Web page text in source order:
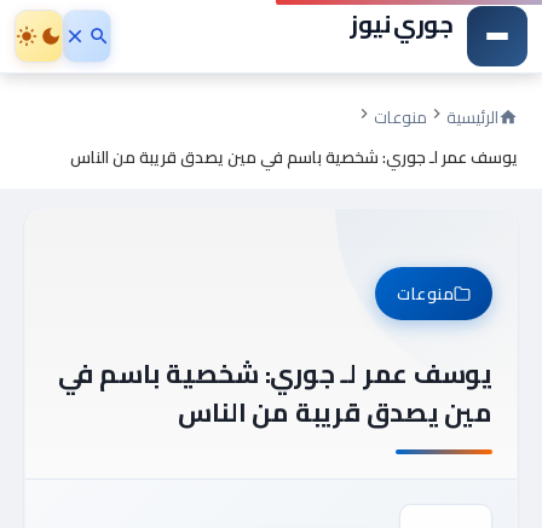
جوري نيوز
الرئيسية
منوعات
يوسف عمر لـ جوري: شخصية باسم في مين يصدق قريبة من الناس
منوعات
يوسف عمر لـ جوري: شخصية باسم في
مين يصدق قريبة من الناس